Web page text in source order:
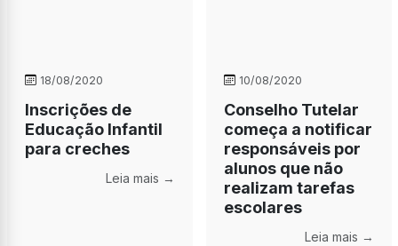
18/08/2020
Inscrições de
Educação Infantil
para creches
Leia mais →
10/08/2020
Conselho Tutelar
começa a notificar
responsáveis por
alunos que não
realizam tarefas
escolares
Leia mais →